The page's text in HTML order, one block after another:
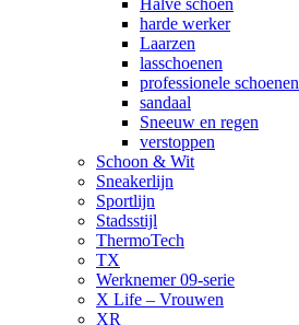
harde werker
Laarzen
lasschoenen
professionele schoenen
sandaal
Sneeuw en regen
verstoppen
Schoon & Wit
Sneakerlijn
Sportlijn
Stadsstijl
ThermoTech
TX
Werknemer 09-serie
X Life – Vrouwen
XR